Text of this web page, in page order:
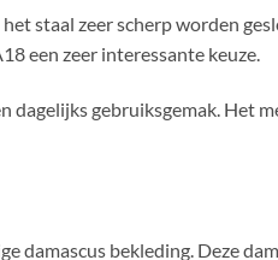
staal zeer scherp worden
een zeer interessante keuze.
dagelijks gebruiksgemak. Het
bekleding. Deze